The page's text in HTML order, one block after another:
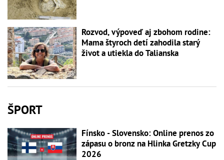
Rozvod, výpoveď aj zbohom rodine:
Mama štyroch detí zahodila starý
život a utiekla do Talianska
ŠPORT
Fínsko - Slovensko: Online prenos zo
zápasu o bronz na Hlinka Gretzky Cup
2026